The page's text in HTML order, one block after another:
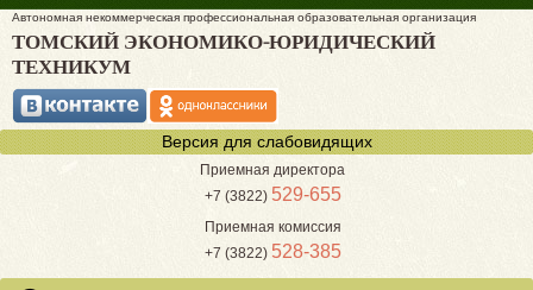
Автономная некоммерческая профессиональная образовательная организация
ТОМСКИЙ ЭКОНОМИКО-ЮРИДИЧЕСКИЙ
ТЕХНИКУМ
Версия для слабовидящих
Приемная директора
+7 (3822) 529-655
Приемная комиссия
+7 (3822) 528-385